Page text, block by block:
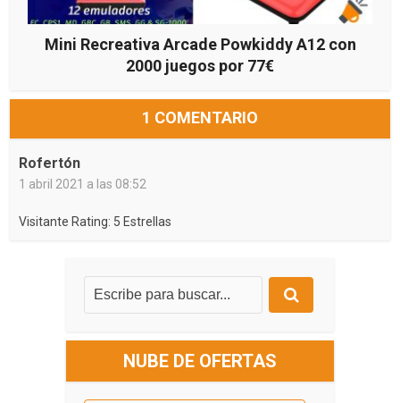
Mini Recreativa Arcade Powkiddy A12 con
2000 juegos por 77€
1 COMENTARIO
Rofertón
1 abril 2021 a las 08:52
Visitante Rating: 5 Estrellas
NUBE DE OFERTAS